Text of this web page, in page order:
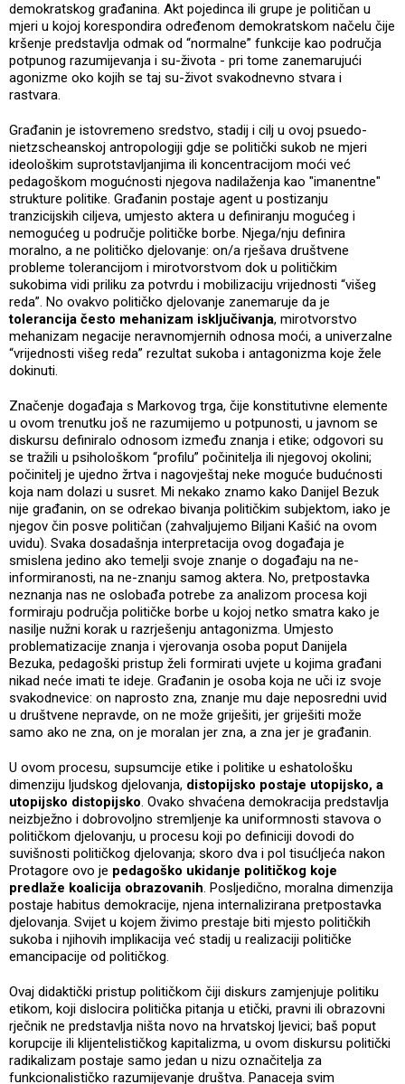
demokratskog građanina. Akt pojedinca ili grupe je političan u
mjeri u kojoj korespondira određenom demokratskom načelu čije
kršenje predstavlja odmak od “normalne” funkcije kao područja
potpunog razumijevanja i su-života - pri tome zanemarujući
agonizme oko kojih se taj su-život svakodnevno stvara i
rastvara.
Građanin je istovremeno sredstvo, stadij i cilj u ovoj psuedo-
nietzscheanskoj antropologiji gdje se politički sukob ne mjeri
ideološkim suprotstavljanjima ili koncentracijom moći već
pedagoškom mogućnosti njegova nadilaženja kao "imanentne"
strukture politike. Građanin postaje agent u postizanju
tranzicijskih ciljeva, umjesto aktera u definiranju mogućeg i
nemogućeg u područje političke borbe. Njega/nju definira
moralno, a ne političko djelovanje: on/a rješava društvene
probleme tolerancijom i mirotvorstvom dok u političkim
sukobima vidi priliku za potvrdu i mobilizaciju vrijednosti “višeg
reda”. No ovakvo političko djelovanje zanemaruje da je
tolerancija često mehanizam isključivanja, mirotvorstvo
mehanizam negacije neravnomjernih odnosa moći, a univerzalne
“vrijednosti višeg reda” rezultat sukoba i antagonizma koje žele
dokinuti.
Značenje događaja s Markovog trga, čije konstitutivne elemente
u ovom trenutku još ne razumijemo u potpunosti, u javnom se
diskursu definiralo odnosom između znanja i etike; odgovori su
se tražili u psihološkom “profilu” počinitelja ili njegovoj okolini;
počinitelj je ujedno žrtva i nagovještaj neke moguće budućnosti
koja nam dolazi u susret. Mi nekako znamo kako Danijel Bezuk
nije građanin, on se odrekao bivanja političkim subjektom, iako je
njegov čin posve političan (zahvaljujemo Biljani Kašić na ovom
uvidu). Svaka dosadašnja interpretacija ovog događaja je
smislena jedino ako temelji svoje znanje o događaju na ne-
informiranosti, na ne-znanju samog aktera. No, pretpostavka
neznanja nas ne oslobađa potrebe za analizom procesa koji
formiraju područja političke borbe u kojoj netko smatra kako je
nasilje nužni korak u razrješenju antagonizma. Umjesto
problematizacije znanja i vjerovanja osoba poput Danijela
Bezuka, pedagoški pristup želi formirati uvjete u kojima građani
nikad neće imati te ideje. Građanin je osoba koja ne uči iz svoje
svakodnevice: on naprosto zna, znanje mu daje neposredni uvid
u društvene nepravde, on ne može griješiti, jer griješiti može
samo ako ne zna, on je moralan jer zna, a zna jer je građanin.
U ovom procesu, supsumcije etike i politike u eshatološku
dimenziju ljudskog djelovanja, distopijsko postaje utopijsko, a
utopijsko distopijsko. Ovako shvaćena demokracija predstavlja
neizbježno i dobrovoljno stremljenje ka uniformnosti stavova o
političkom djelovanju, u procesu koji po definiciji dovodi do
suvišnosti političkog djelovanja; skoro dva i pol tisućljeća nakon
Protagore ovo je pedagoško ukidanje političkog koje
predlaže koalicija obrazovanih. Posljedično, moralna dimenzija
postaje habitus demokracije, njena internalizirana pretpostavka
djelovanja. Svijet u kojem živimo prestaje biti mjesto političkih
sukoba i njihovih implikacija već stadij u realizaciji političke
emancipacije od političkog.
Ovaj didaktički pristup političkom čiji diskurs zamjenjuje politiku
etikom, koji dislocira politička pitanja u etički, pravni ili obrazovni
rječnik ne predstavlja ništa novo na hrvatskoj ljevici; baš poput
korupcije ili klijentelističkog kapitalizma, u ovom diskursu politički
radikalizam postaje samo jedan u nizu označitelja za
funkcionalističko razumijevanje društva. Panaceja svim